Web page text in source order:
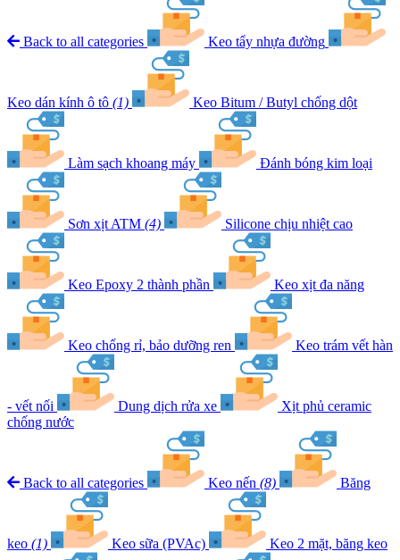
Back to all categories Keo tẩy nhựa đường
Keo dán kính ô tô (1) Keo Bitum / Butyl chống dột
Làm sạch khoang máy Đánh bóng kim loại
Sơn xịt ATM (4) Silicone chịu nhiệt cao
Keo Epoxy 2 thành phần Keo xịt đa năng
Keo chống rỉ, bảo dưỡng ren Keo trám vết hàn
- vết nối Dung dịch rửa xe
Xịt phủ ceramic
chống nước
Back to all categories Keo nến (8) Băng
keo (1) Keo sữa (PVAc) Keo 2 mặt, băng keo